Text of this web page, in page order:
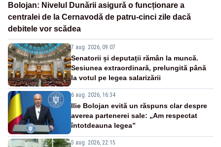
Bolojan: Nivelul Dunării asigură o funcționare a
centralei de la Cernavodă de patru-cinci zile dacă
debitele vor scădea
7 aug. 2026, 09:07
Senatorii și deputații rămân la muncă.
Sesiunea extraordinară, prelungită până
la votul pe legea salarizării
6 aug. 2026, 16:34
Ilie Bolojan evită un răspuns clar despre
averea partenerei sale: „Am respectat
întotdeauna legea”
5 aug. 2026, 22:15